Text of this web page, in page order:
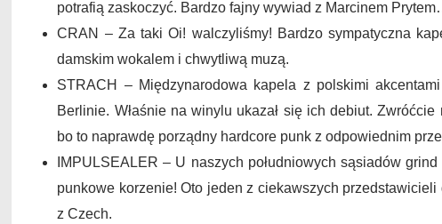
potrafią zaskoczyć. Bardzo fajny wywiad z Marcinem
CRAN – Za taki Oi! walczyliśmy! Bardzo sympatyczna
damskim wokalem i chwytliwą muzą.
STRACH – Międzynarodowa kapela z polskimi
Berlinie. Właśnie na winylu ukazał się ich debiut.
bo to naprawdę porządny hardcore punk z odpowiednim
IMPULSEALER – U naszych południowych sąsiadów
punkowe korzenie! Oto jeden z ciekawszych przedstawicieli
z Czech.